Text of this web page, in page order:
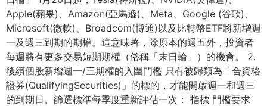
Apple(蘋果)、Amazon(亞⾺遜)、Meta、Google (⾕歌)、
Microsoft(微軟)、Broadcom(博通)以及⽐特幣ETF將新增週
⼀及週三到期的期權。這意味著，除原本的週五外，投資者
每週將有更多交易短期期權（俗稱「末⽇輪」）的機會。 2.
後續個股新增週⼀/三期權的⼊圍⾨檻 只有被歸類為「合資格
證券(QualifyingSecurities)」的標的，才能開啟週⼀和週三
的到期⽇。篩選標準每季度重新評估⼀次： 指標 ⾨檻要求